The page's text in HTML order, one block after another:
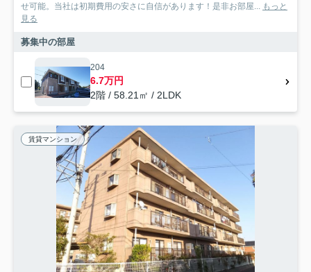
せ可能。当社は初期費用の安さに自信があります！是非お部屋... もっと
見る
募集中の部屋
204
6.7万円
2階 / 58.21㎡ / 2LDK
賃貸マンション